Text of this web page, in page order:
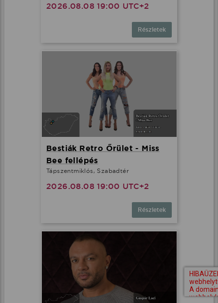
2026.08.08 19:00 UTC+2
Részletek
Bestiák Retro Őrület - Miss
Bee fellépés
Tápszentmiklós, Szabadtér
2026.08.08 19:00 UTC+2
Részletek